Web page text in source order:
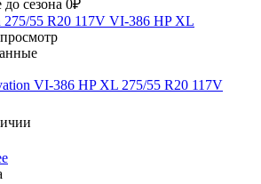
сезона 0₽
VI-386 HP XL 275/55 R20 117V